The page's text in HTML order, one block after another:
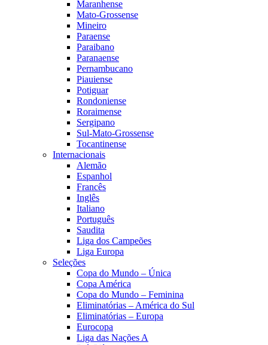
Maranhense
Mato-Grossense
Mineiro
Paraense
Paraibano
Paranaense
Pernambucano
Piauiense
Potiguar
Rondoniense
Roraimense
Sergipano
Sul-Mato-Grossense
Tocantinense
Internacionais
Alemão
Espanhol
Francês
Inglês
Italiano
Português
Saudita
Liga dos Campeões
Liga Europa
Seleções
Copa do Mundo – Única
Copa América
Copa do Mundo – Feminina
Eliminatórias – América do Sul
Eliminatórias – Europa
Eurocopa
Liga das Nações A